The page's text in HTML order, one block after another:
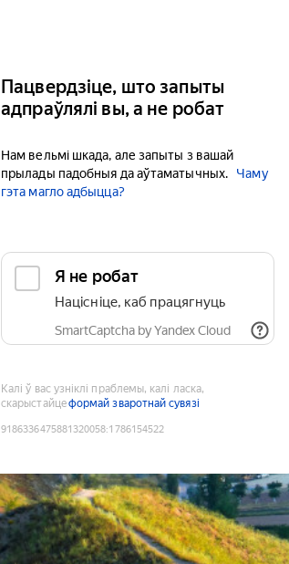
Пацвердзіце, што запыты
адпраўлялі вы, а не робат
Нам вельмі шкада, але запыты з вашай
прылады падобныя да аўтаматычных.
Чаму
гэта магло адбыцца?
Я не робат
Націсніце, каб працягнуць
SmartCaptcha by Yandex Cloud
Калі ў вас узніклі праблемы, калі ласка,
скарыстайцеформай зваротнай сувязі
9186336475881320058:1786154522